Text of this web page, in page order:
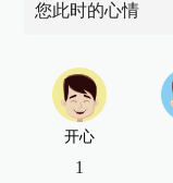
您此时的心情
开心
1